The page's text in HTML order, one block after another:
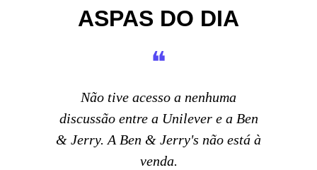
ASPAS DO DIA
❝
Não tive acesso a nenhuma
discussão entre a Unilever e a Ben
& Jerry. A Ben & Jerry's não está à
venda.